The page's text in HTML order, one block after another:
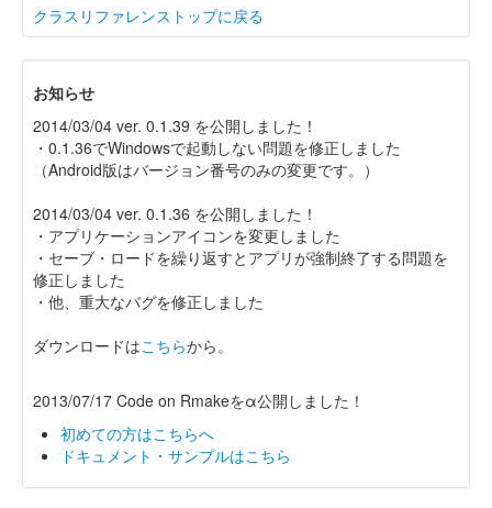
クラスリファレンストップに戻る
お知らせ
2014/03/04 ver. 0.1.39 を公開しました！
・0.1.36でWindowsで起動しない問題を修正しました
（Android版はバージョン番号のみの変更です。）
2014/03/04 ver. 0.1.36 を公開しました！
・アプリケーションアイコンを変更しました
・セーブ・ロードを繰り返すとアプリが強制終了する問題を
修正しました
・他、重大なバグを修正しました
ダウンロードはこちらから。
2013/07/17 Code on Rmakeをα公開しました！
初めての方はこちらへ
ドキュメント・サンプルはこちら